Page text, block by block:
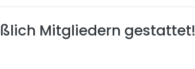
Mitgliedern gestattet!